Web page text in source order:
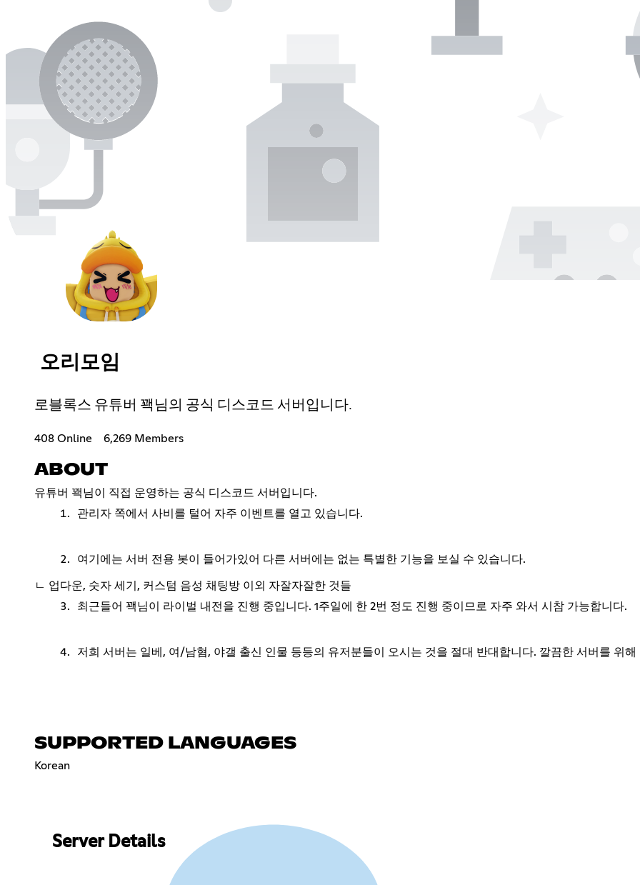
오리모임
로블록스 유튜버 꽥님의 공식 디스코드 서버입니다.
408 Online 6,269 Members
ABOUT
유튜버 꽥님이 직접 운영하는 공식 디스코드 서버입니다.
관리자 쪽에서 사비를 털어 자주 이벤트를 열고 있습니다.
여기에는 서버 전용 봇이 들어가있어 다른 서버에는 없는 특별한 기능을 보실 수 있습니다.
ㄴ 업다운, 숫자 세기, 커스텀 음성 채팅방 이외 자잘자잘한 것들
최근들어 꽥님이 라이벌 내전을 진행 중입니다. 1주일에 한 2번 정도 진행 중이므로 자주 와서 시참 가능합니다.
저희 서버는 일베, 여/남혐, 야갤 출신 인물 등등의 유저분들이 오시는 것을 절대 반대합니다. 깔끔한 서버를 위
SUPPORTED LANGUAGES
Korean
Server Details